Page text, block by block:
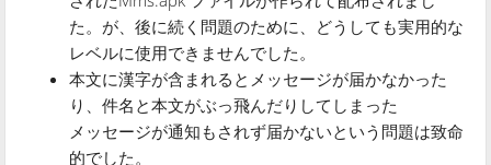
た。が、後に続く問題のために、どうしても実用的な
レベルに使用できませんでした。
本文に漢字が含まれるとメッセージが届かなかった
り、件名と本文がぶっ飛んだりしてしまった
メッセージが通知もされず届かないという問題は致命
的でした。